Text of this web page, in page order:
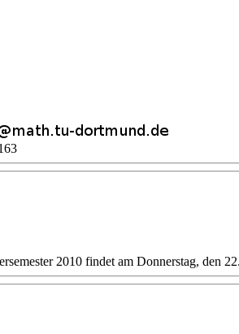
2010 findet am Donnerstag, den